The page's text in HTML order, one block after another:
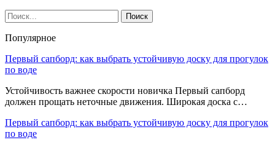
Популярное
Первый сапборд: как выбрать устойчивую доску для прогулок
по воде
Устойчивость важнее скорости новичка Первый сапборд
должен прощать неточные движения. Широкая доска с…
Первый сапборд: как выбрать устойчивую доску для прогулок
по воде